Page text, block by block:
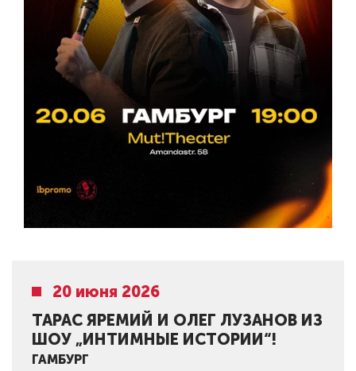
20 июня 2026
ТАРАС ЯРЕМИЙ И ОЛЕГ ЛУЗАНОВ ИЗ
ШОУ „ИНТИМНЫЕ ИСТОРИИ“!
ГАМБУРГ